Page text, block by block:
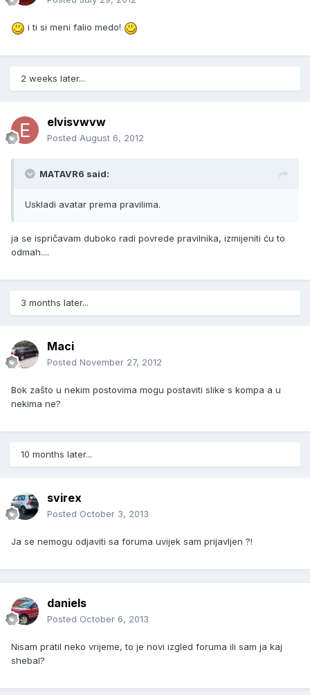
i ti si meni falio medo!
2 weeks later...
elvisvwvw
Posted August 6, 2012
MATAVR6 said:
Uskladi avatar prema pravilima.
ja se ispričavam duboko radi povrede pravilnika, izmijeniti ću to
odmah....
3 months later...
Maci
Posted November 27, 2012
Bok zašto u nekim postovima mogu postaviti slike s kompa a u
nekima ne?
10 months later...
svirex
Posted October 3, 2013
Ja se nemogu odjaviti sa foruma uvijek sam prijavljen ?!
daniels
Posted October 6, 2013
Nisam pratil neko vrijeme, to je novi izgled foruma ili sam ja kaj
shebal?